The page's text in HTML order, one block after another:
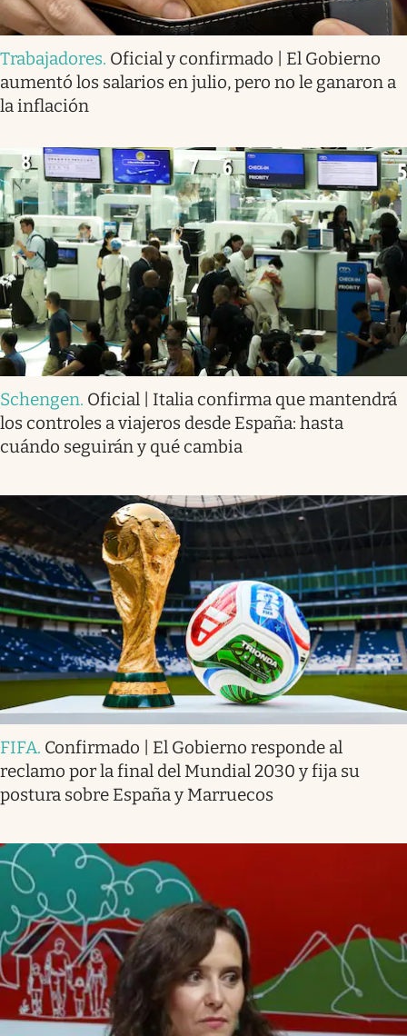
Trabajadores. Oficial y confirmado | El Gobierno
aumentó los salarios en julio, pero no le ganaron a
la inflación
Schengen. Oficial | Italia confirma que mantendrá
los controles a viajeros desde España: hasta
cuándo seguirán y qué cambia
FIFA. Confirmado | El Gobierno responde al
reclamo por la final del Mundial 2030 y fija su
postura sobre España y Marruecos